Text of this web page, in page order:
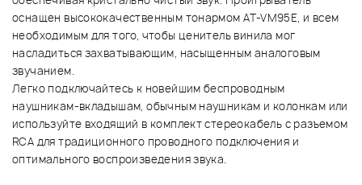
оснащен высококачественным тонармом AT-VM95E, и всем
необходимым для того, чтобы ценитель винила мог
насладиться захватывающим, насыщенным аналоговым
звучанием.
Легко подключайтесь к новейшим беспроводным
наушникам-вкладышам, обычным наушникам и колонкам или
используйте входящий в комплект стереокабель с разъемом
RCA для традиционного проводного подключения и
оптимального воспроизведения звука.